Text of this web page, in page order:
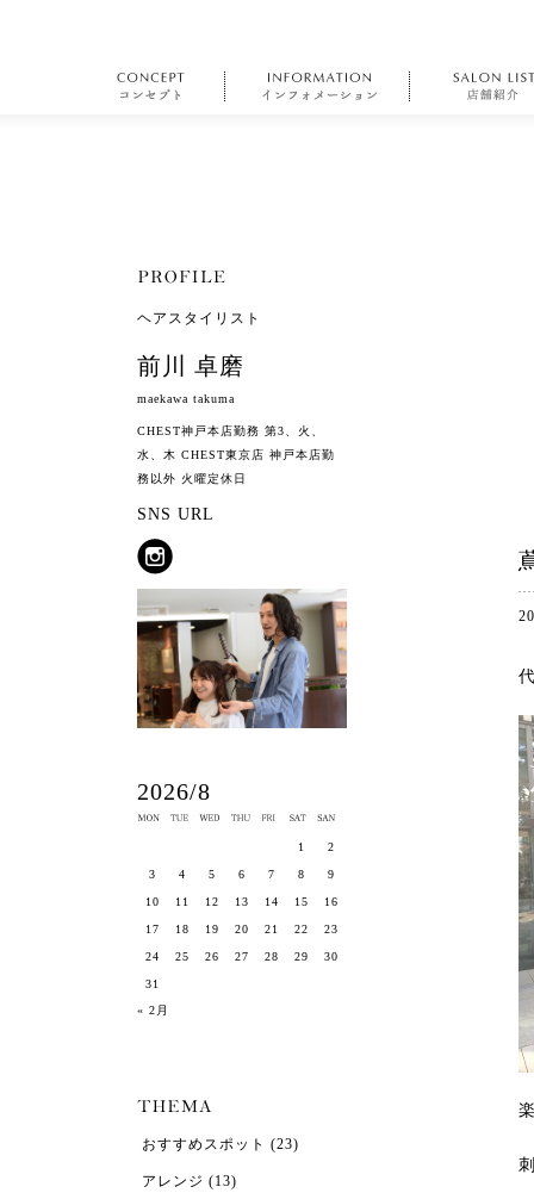
ヘアスタイリスト
前川 卓磨
maekawa takuma
CHEST神戸本店勤務 第3、火、
水、木 CHEST東京店 神戸本店勤
務以外 火曜定休日
SNS URL
2026/8
« 2月
1 2
3 4 5 6 7 8 9
10 11 12 13 14 15 16
17 18 19 20 21 22 23
24 25 26 27 28 29 30
31
おすすめスポット (23)
アレンジ (13)